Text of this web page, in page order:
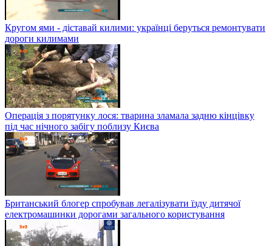
Кругом ями - діставай килими: українці беруться ремонтувати
дороги килимами
Операція з порятунку лося: тварина зламала задню кінцівку
під час нічного забігу поблизу Києва
Британський блогер спробував легалізувати їзду дитячої
електромашинки дорогами загального користування